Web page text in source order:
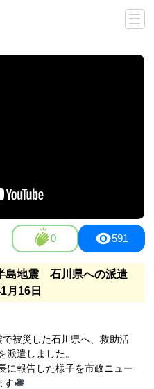
0 591
島地震 石川県への派遣
月16日
被災した石川県へ、救助活
派遣しました。
に報告した様子を市政ニュー
す